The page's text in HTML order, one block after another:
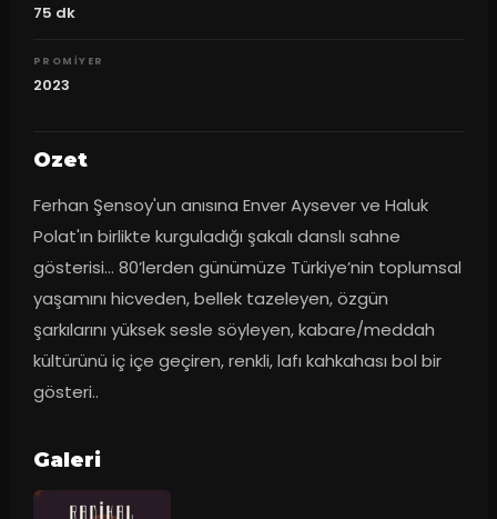
75 dk
PROMIYER
2023
Ozet
Ferhan Şensoy'un anısına Enver Aysever ve Haluk
Polat'ın birlikte kurguladığı şakalı danslı sahne
gösterisi... 80’lerden günümüze Türkiye’nin toplumsal
yaşamını hicveden, bellek tazeleyen, özgün
şarkılarını yüksek sesle söyleyen, kabare/meddah
kültürünü iç içe geçiren, renkli, lafı kahkahası bol bir
gösteri..
Galeri